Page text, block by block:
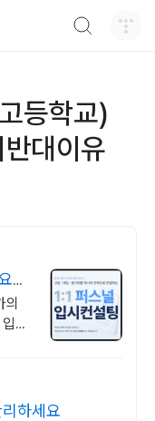
등학교)
대이유
한
시
하세요